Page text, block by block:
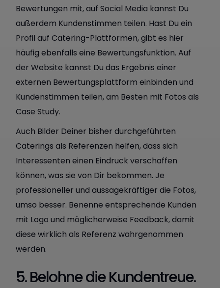
Bewertungen mit, auf Social Media kannst Du
außerdem Kundenstimmen teilen. Hast Du ein
Profil auf Catering-Plattformen, gibt es hier
häufig ebenfalls eine Bewertungsfunktion. Auf
der Website kannst Du das Ergebnis einer
externen Bewertungsplattform einbinden und
Kundenstimmen teilen, am Besten mit Fotos als
Case Study.
Auch Bilder Deiner bisher durchgeführten
Caterings als Referenzen helfen, dass sich
Interessenten einen Eindruck verschaffen
können, was sie von Dir bekommen. Je
professioneller und aussagekräftiger die Fotos,
umso besser. Benenne entsprechende Kunden
mit Logo und möglicherweise Feedback, damit
diese wirklich als Referenz wahrgenommen
werden.
5. Belohne die Kundentreue.